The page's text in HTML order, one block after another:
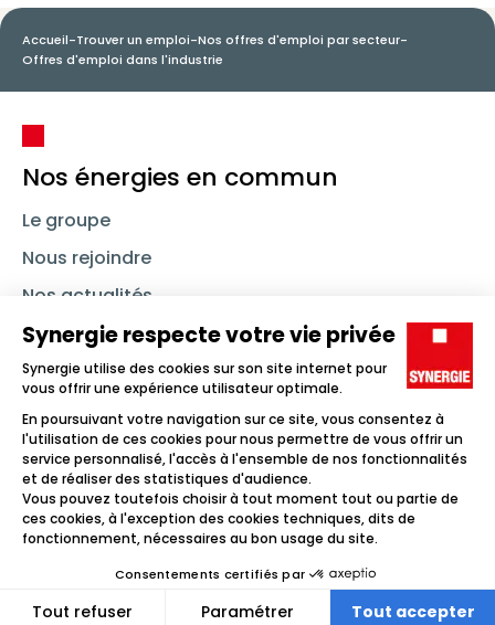
Accueil-Trouver un emploi-Nos offres d'emploi par secteur-
Offres d'emploi dans l'industrie
Nos énergies en commun
Le groupe
Nous rejoindre
Nos actualités
Nous contacter
Linkedin SynergieInstagramTikTok Youtube
Trouver un emploi
Icône d'illustration
Candidats
Icône d'illustration
Icône d'illustration